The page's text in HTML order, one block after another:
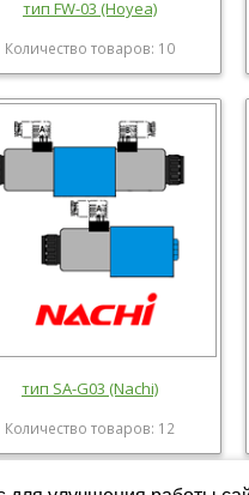
тип FW-03 (Hoyea)
Количество товаров: 10
тип SA-G03 (Nachi)
Количество товаров: 12